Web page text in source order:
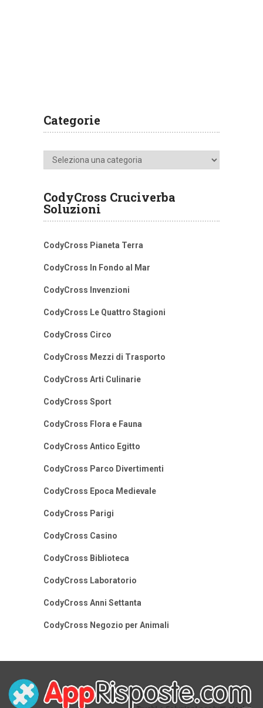
Categorie
Categorie
CodyCross Cruciverba
Soluzioni
CodyCross Pianeta Terra
CodyCross In Fondo al Mar
CodyCross Invenzioni
CodyCross Le Quattro Stagioni
CodyCross Circo
CodyCross Mezzi di Trasporto
CodyCross Arti Culinarie
CodyCross Sport
CodyCross Flora e Fauna
CodyCross Antico Egitto
CodyCross Parco Divertimenti
CodyCross Epoca Medievale
CodyCross Parigi
CodyCross Casino
CodyCross Biblioteca
CodyCross Laboratorio
CodyCross Anni Settanta
CodyCross Negozio per Animali